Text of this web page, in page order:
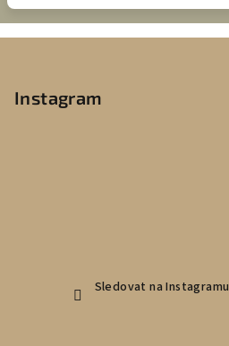
Instagram
Sledovat na Instagramu